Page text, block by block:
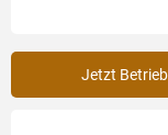
Jetzt